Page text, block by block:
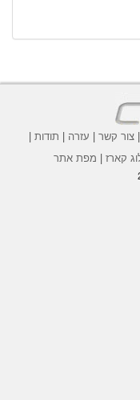
|צור קשר | עזרה | תודות |
קארז | מפת אתר